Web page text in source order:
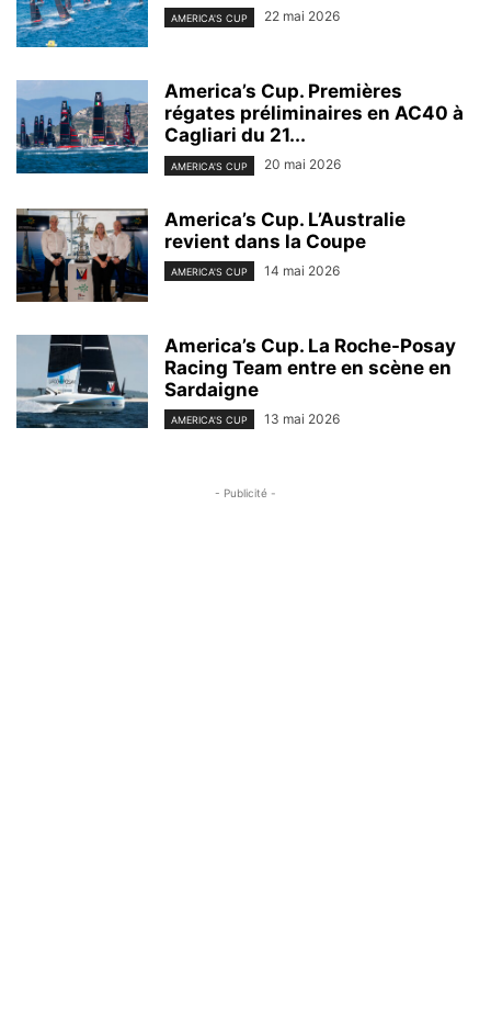
AMERICA'S CUP 22 mai 2026
America’s Cup. Premières
régates préliminaires en AC40 à
Cagliari du 21...
AMERICA'S CUP 20 mai 2026
America’s Cup. L’Australie
revient dans la Coupe
AMERICA'S CUP 14 mai 2026
America’s Cup. La Roche-Posay
Racing Team entre en scène en
Sardaigne
AMERICA'S CUP 13 mai 2026
- Publicité -